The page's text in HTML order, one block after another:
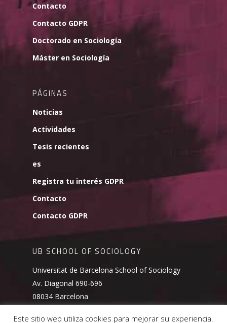
Contacto
Contacto GDPR
Doctorado en Sociología
Máster en Sociología
PÁGINAS
Noticias
Actividades
Tesis recientes
es
Registra tu interés GDPR
Contacto
Contacto GDPR
UB SCHOOL OF SOCIOLOGY
Universitat de Barcelona School of Sociology
Av. Diagonal 690-696
08034 Barcelona
Este sitio web utiliza cookies para mejorar su experiencia.